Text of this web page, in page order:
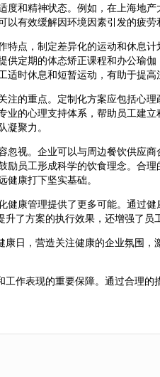
度和精神状态。例如，在上海地
以有效缓解因环境因素引发的疲劳
特点，制定差异化的运动和休息
供定期的体态矫正课程和办公瑜
适时休息和短暂运动，有助于提高
注的重点。定制化方案应包括心
业的心理支持体系，帮助员工建
凝聚力。
忽视。企业可以与周边餐饮供应
励员工形成科学的饮食理念。合
健康打下坚实基础。
健康管理提供了更多可能。通过
了方案的执行效果，还增强了员
日，营造关注健康的企业氛围
作表现的重要保障。通过合理的